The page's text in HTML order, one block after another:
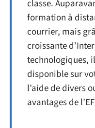
classe.
formation à
courrier, mais
croissante
technologiques,
disponible sur
l’aide de divers
avantages de